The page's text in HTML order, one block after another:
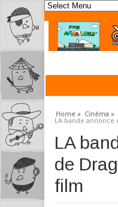
Home » Cinéma »
LA bande annonce
LA
de
film